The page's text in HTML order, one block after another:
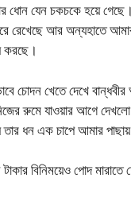
ধোন যেন চকচকে হয়ে
রেখেছে আর অন্যহাতে
করছে।
চোদন খেতে দেখে বান্ধবীর
রুমে যাওয়ার আগে
ধন এক চাপে আমার
বিনিময়েও পোদ মারাতে